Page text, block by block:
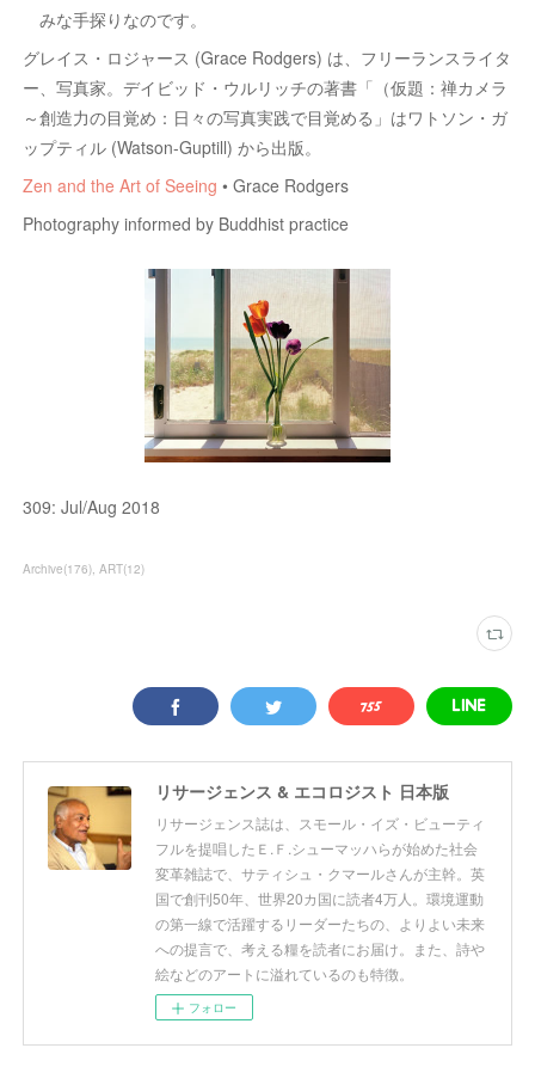
みな手探りなのです。
グレイス・ロジャース (Grace Rodgers) は、フリーランスライタ
ー、写真家。デイビッド・ウルリッチの著書「（仮題：禅カメラ
～創造力の目覚め：日々の写真実践で目覚める」はワトソン・ガ
ップティル (Watson-Guptill) から出版。
Zen and the Art of Seeing • Grace Rodgers
Photography informed by Buddhist practice
309: Jul/Aug 2018
Archive(176) ART(12)
リサージェンス & エコロジスト 日本版
リサージェンス誌は、スモール・イズ・ビューティ
フルを提唱したＥ.Ｆ.シューマッハらが始めた社会
変革雑誌で、サティシュ・クマールさんが主幹。英
国で創刊50年、世界20カ国に読者4万人。環境運動
の第一線で活躍するリーダーたちの、よりよい未来
への提言で、考える糧を読者にお届け。また、詩や
絵などのアートに溢れているのも特徴。
フォロー